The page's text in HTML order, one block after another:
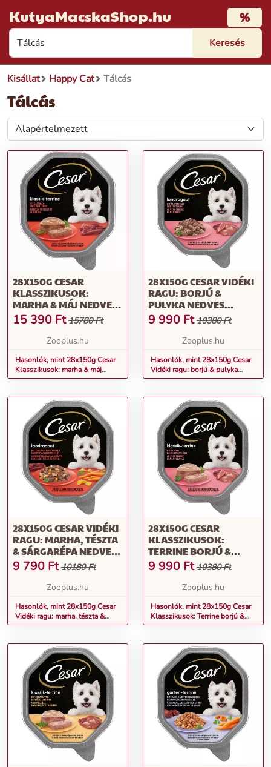
KutyaMacskaShop.hu %
Kisállat Happy Cat Tálcás
Tálcás
28X150G CESAR
KLASSZIKUSOK:
MARHA & MÁJ NEDVES
KUTYATÁP
15 390 Ft 15780 Ft
Zooplus.hu
Hasonlók, mint 28x150g Cesar
Klasszikusok: marha & máj
nedves kutyatáp
28X150G CESAR VIDÉKI
RAGU: BORJÚ &
PULYKA NEDVES
KUTYATÁP
9 990 Ft 10380 Ft
Zooplus.hu
Hasonlók, mint 28x150g Cesar
Vidéki ragu: borjú & pulyka
nedves kutyatáp
28X150G CESAR VIDÉKI
RAGU: MARHA, TÉSZTA
& SÁRGARÉPA NEDVES
KUTYATÁP
9 790 Ft 10180 Ft
Zooplus.hu
Hasonlók, mint 28x150g Cesar
Vidéki ragu: marha, tészta &
sárgarépa nedves kutyatáp
28X150G CESAR
KLASSZIKUSOK:
TERRINE BORJÚ &
SZÁRNYAS NEDVES
KUTYATÁP
9 990 Ft 10380 Ft
Zooplus.hu
Hasonlók, mint 28x150g Cesar
Klasszikusok: Terrine borjú &
szárnyas nedves kutyatáp